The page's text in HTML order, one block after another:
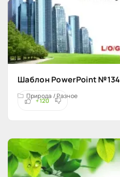
Шаблон PowerPoint №134
Природа / Разное
+120